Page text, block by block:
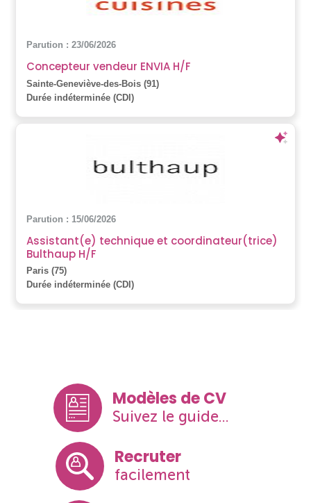
Parution : 23/06/2026
Concepteur vendeur ENVIA H/F
Sainte-Geneviève-des-Bois (91)
Durée indéterminée (CDI)
Parution : 15/06/2026
Assistant(e) technique et coordinateur(trice)
Bulthaup H/F
Paris (75)
Durée indéterminée (CDI)
Modèles de CV
Suivez le guide...
Recruter
facilement